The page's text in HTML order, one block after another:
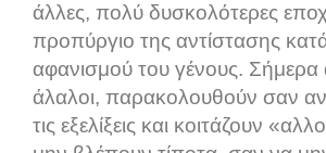
άλλες, πολύ δυσκολότερες
προπύργιο της αντίστασης
αφανισμού του γένους. Σήμερα
άλαλοι, παρακολουθούν σαν
τις εξελίξεις και κοιτάζουν